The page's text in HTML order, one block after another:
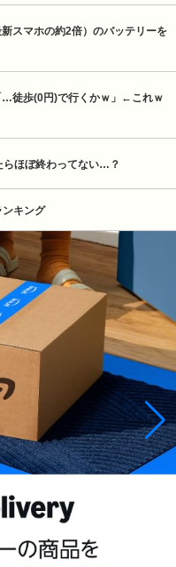
スマホの約2倍）のバッテリーを
…徒歩(0円)で行くかｗ」←これｗ
らほぼ終わってない…？
キング